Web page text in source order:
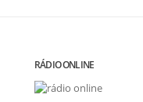
RÁDIO ONLINE